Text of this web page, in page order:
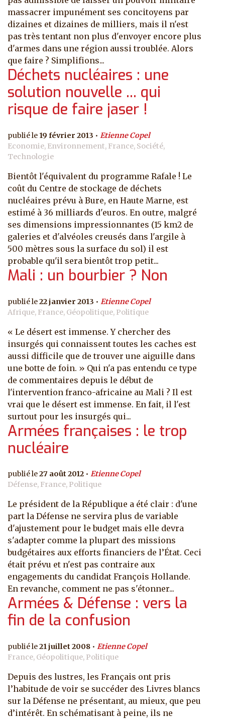
massacrer impunément ses concitoyens par
dizaines et dizaines de milliers, mais il n'est
pas très tentant non plus d'envoyer encore plus
d'armes dans une région aussi troublée. Alors
que faire ? Simplifions...
Déchets nucléaires : une
solution nouvelle ... qui
risque de faire jaser !
19 février 2013
Etienne Copel
Economie, Environnement, France, Société,
Technologie
Bientôt l'équivalent du programme Rafale ! Le
coût du Centre de stockage de déchets
nucléaires prévu à Bure, en Haute Marne, est
estimé à 36 milliards d'euros. En outre, malgré
ses dimensions impressionnantes (15 km2 de
galeries et d'alvéoles creusés dans l'argile à
500 mètres sous la surface du sol) il est
probable qu'il sera bientôt trop petit...
Mali : un bourbier ? Non
22 janvier 2013
Etienne Copel
Afrique, France, Géopolitique, Politique
« Le désert est immense. Y chercher des
insurgés qui connaissent toutes les caches est
aussi difficile que de trouver une aiguille dans
une botte de foin. » Qui n'a pas entendu ce type
de commentaires depuis le début de
l'intervention franco-africaine au Mali ? Il est
vrai que le désert est immense. En fait, il l'est
surtout pour les insurgés qui...
Armées françaises : le trop
nucléaire
27 août 2012
Etienne Copel
Défense, France, Politique
Le président de la République a été clair : d'une
part la Défense ne servira plus de variable
d'ajustement pour le budget mais elle devra
s'adapter comme la plupart des missions
budgétaires aux efforts financiers de l’État. Ceci
était prévu et n'est pas contraire aux
engagements du candidat François Hollande.
En revanche, comment ne pas s'étonner...
Armées & Défense : vers la
fin de la confusion
21 juillet 2008
Etienne Copel
France, Géopolitique, Politique
Depuis des lustres, les Français ont pris
l’habitude de voir se succéder des Livres blancs
sur la Défense ne présentant, au mieux, que peu
d’intérêt. En schématisant à peine, ils ne